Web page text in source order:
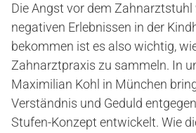
Die Angst vor dem
negativen Erlebnissen in der
bekommen ist es also wichtig,
Zahnarztpraxis zu sammeln. In
Maximilian Kohl in München
Verständnis und Geduld
Stufen-Konzept entwickelt. Wie